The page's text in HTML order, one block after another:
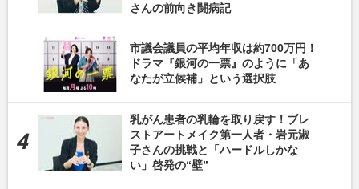
さんの前向き闘病記
市議会議員の平均年収は約700万円！
ドラマ『銀河の一票』のように「あ
なたが立候補」という選択肢
乳がん患者の乳輪を取り戻す！ブレ
ストアートメイク第一人者・岩元淑
子さんの挑戦と「ハードルしかな
い」啓発の“壁”